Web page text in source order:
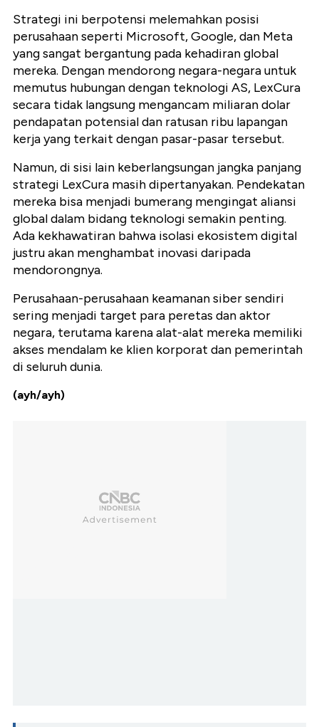
Strategi ini berpotensi melemahkan posisi
perusahaan seperti Microsoft, Google, dan Meta
yang sangat bergantung pada kehadiran global
mereka. Dengan mendorong negara-negara untuk
memutus hubungan dengan teknologi AS, LexCura
secara tidak langsung mengancam miliaran dolar
pendapatan potensial dan ratusan ribu lapangan
kerja yang terkait dengan pasar-pasar tersebut.
Namun, di sisi lain keberlangsungan jangka panjang
strategi LexCura masih dipertanyakan. Pendekatan
mereka bisa menjadi bumerang mengingat aliansi
global dalam bidang teknologi semakin penting.
Ada kekhawatiran bahwa isolasi ekosistem digital
justru akan menghambat inovasi daripada
mendorongnya.
Perusahaan-perusahaan keamanan siber sendiri
sering menjadi target para peretas dan aktor
negara, terutama karena alat-alat mereka memiliki
akses mendalam ke klien korporat dan pemerintah
di seluruh dunia.
(ayh/ayh)